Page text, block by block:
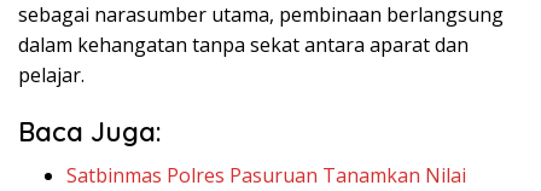
sebagai narasumber utama, pembinaan berlangsung
dalam kehangatan tanpa sekat antara aparat dan
pelajar.
Baca Juga:
Satbinmas Polres Pasuruan Tanamkan Nilai